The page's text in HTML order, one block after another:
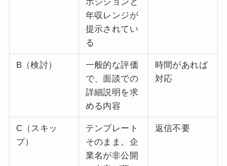
年収レンジが
提示されてい
る
B（検討）
一般的な評価
で、面談での
詳細説明を求
める内容
時間があれば
対応
C（スキッ
プ）
テンプレート
そのまま。企
業名が非公開
返信不要